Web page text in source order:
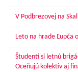
V Podbrezovej na
Leto na hrade Ľupča
Študenti si letnú
Oceňujú kolektív aj